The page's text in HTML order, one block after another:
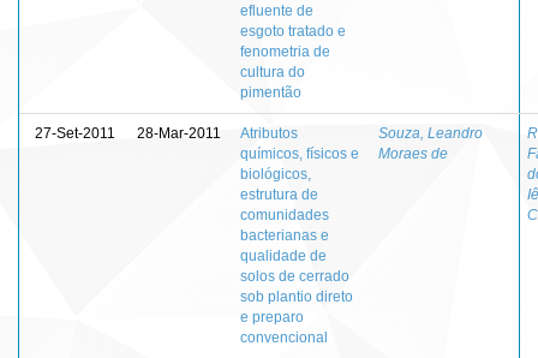
efluente de
esgoto tratado e
fenometria de
cultura do
pimentão
27-Set-2011 28-Mar-2011
Atributos
químicos, físicos e
biológicos,
estrutura de
comunidades
bacterianas e
qualidade de
solos de cerrado
sob plantio direto
e preparo
convencional
Souza, Leandro
Moraes de